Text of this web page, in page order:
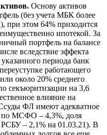
Основу активов
(без учета МБК более
при этом 64% приходится
ипотекой. За
портфель на балансе
вследствие эффекта
периода банк
работающего
около 20% среднего
секъюритизации на 3,6
влияние на
ФЛ имеют адекватное
по МСФО – 4,3%, доля
– 2,1% на 01.03.21). В